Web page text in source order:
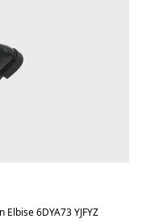
6DYA73 YJFYZ